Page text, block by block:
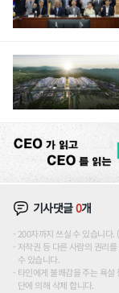
기사댓글0개
200자까지 쓰실 수 있습니
저작권 등 다른 사람의 권리
수 있습니다.
타인에게 불쾌감을 주는 욕
단에 의해 삭제 합니다.